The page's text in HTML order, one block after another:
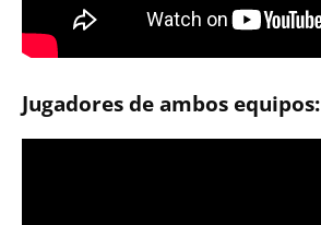
Jugadores de ambos equipos: